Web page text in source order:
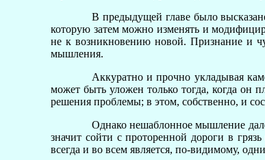
В предыдущей главе было
которую затем можно изменять и
не к возникновению новой. Признание и
мышления.
Аккуратно и прочно укладывая
может быть уложен только тогда, когда он
решения проблемы; в этом, собственно, и
Однако нешаблонное мышление
значит сойти с проторенной дороги в
всегда и во всем является, по-видимому,